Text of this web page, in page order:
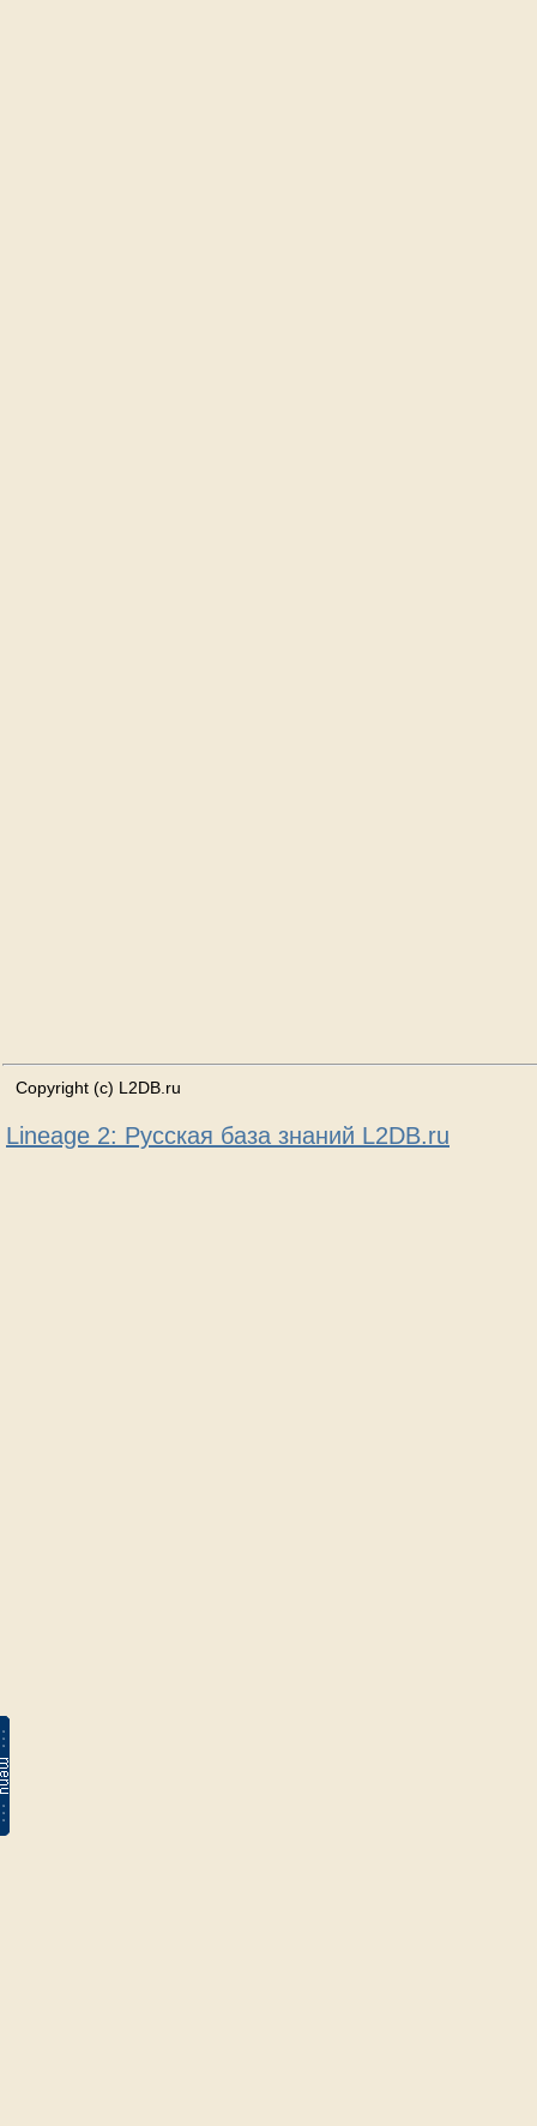
Copyright (c) L2DB.ru
Lineage 2: Русская база знаний L2DB.ru